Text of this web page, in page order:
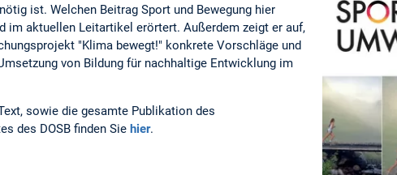
ist. Welchen Beitrag Sport und Bewegung hier
im aktuellen Leitartikel erörtert. Außerdem zeigt er auf,
"Klima bewegt!" konkrete Vorschläge und
von Bildung für nachhaltige Entwicklung im
sowie die gesamte Publikation des
des DOSB finden Sie hier.